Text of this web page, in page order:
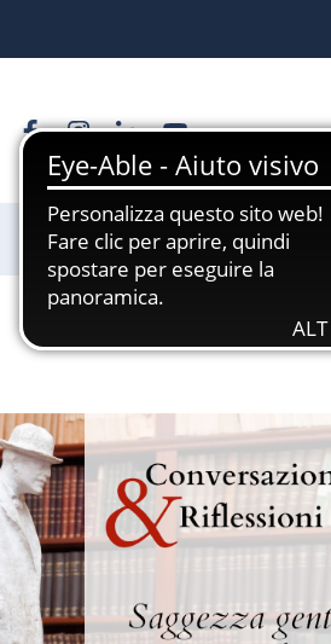
FacebookInstagram
LinkedinYouTube Cerca
Sostienici